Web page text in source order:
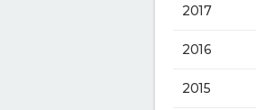
2017
2016
2015